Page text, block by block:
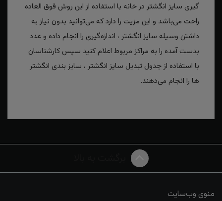
گیری سایز انگشتر در خانه با استفاده از این روش فوق العاده
راحت می‌باشد و این مزیت را دارد که می‌توانید بدون نیاز به
داشتن وسیله سایز انگشتر ، اندازه‌گیری را انجام داده و عدد
بدست آمده را به مراکز مربوط اعلام کنید سپس کارشناسان
با استفاده از جدول تبدیل سایز انگشتر ، سایز بندی انگشتر
ها را انجام می‌دهند.
منوی وب‌سایت